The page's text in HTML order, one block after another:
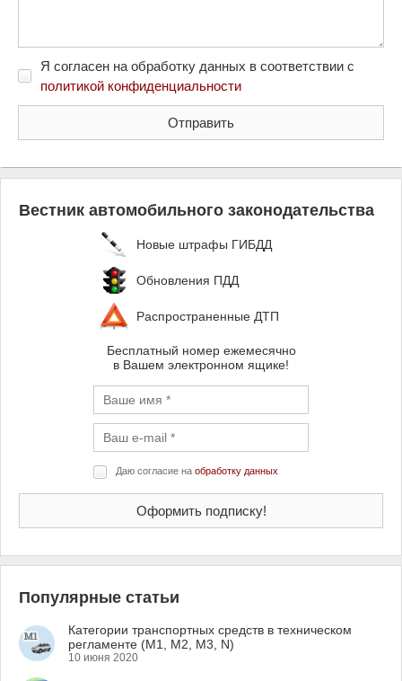
Я согласен на обработку данных в соответствии с
политикой конфиденциальности
Вестник автомобильного законодательства
Новые штрафы ГИБДД
Обновления ПДД
Распространенные ДТП
Бесплатный номер ежемесячно
в Вашем электронном ящике!
Даю согласие на обработку данных
Популярные статьи
Категории транспортных средств в техническом
регламенте (M1, M2, M3, N)
10 июня 2020